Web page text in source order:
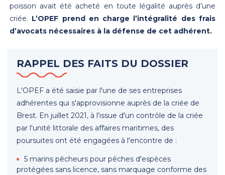
poisson avait été acheté en toute légalité auprès d’une
criée. L’OPEF prend en charge l’intégralité des frais
d’avocats nécessaires à la défense de cet adhérent.
RAPPEL DES FAITS DU DOSSIER
L'OPEF a été saisie par l'une de ses entreprises
adhérentes qui s'approvisionne auprès de la criée de
Brest. En juillet 2021, à l'issue d'un contrôle de la criée
par l'unité littorale des affaires maritimes, des
poursuites ont été engagées à l'encontre de :
5 marins pêcheurs pour pêches d'espèces
protégées sans licence, sans marquage conforme des